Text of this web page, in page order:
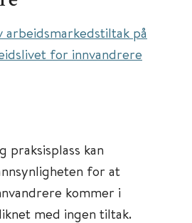
arbeidsmarkedstiltak på
for innvandrere
praksisplass kan
for at
kommer i
med ingen tiltak.